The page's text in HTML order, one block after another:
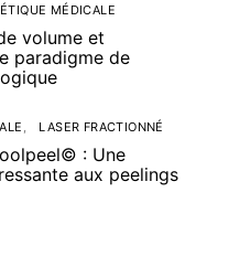
MÉDICALE
volume et
paradigme de
LASER FRACTIONNÉ
: Une
aux peelings